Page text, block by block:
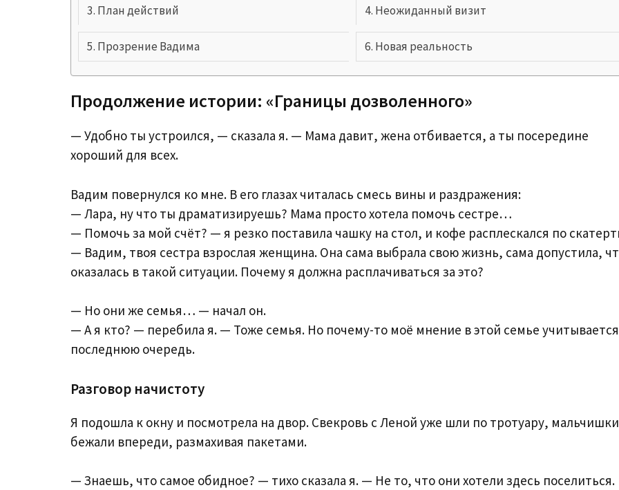
План действий Неожиданный визит
Прозрение Вадима Новая реальность
Продолжение истории: «Границы дозволенного»
— Удобно ты устроился, — сказала я. — Мама давит, жена отбивается, а ты посередине
хороший для всех.
Вадим повернулся ко мне. В его глазах читалась смесь вины и раздражения:
— Лара, ну что ты драматизируешь? Мама просто хотела помочь сестре…
— Помочь за мой счёт? — я резко поставила чашку на стол, и кофе расплескался по
— Вадим, твоя сестра взрослая женщина. Она сама выбрала свою жизнь, сама допустила,
оказалась в такой ситуации. Почему я должна расплачиваться за это?
— Но они же семья… — начал он.
— А я кто? — перебила я. — Тоже семья. Но почему-то моё мнение в этой семье
последнюю очередь.
Разговор начистоту
Я подошла к окну и посмотрела на двор. Свекровь с Леной уже шли по тротуару, мальчишки
бежали впереди, размахивая пакетами.
— Знаешь, что самое обидное? — тихо сказала я. — Не то, что они хотели здесь